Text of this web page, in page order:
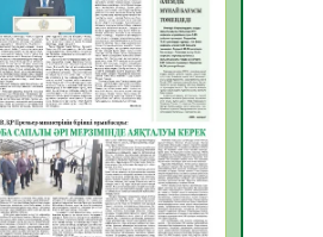
32
ауруларға
тиімділігі
33
ауруы туралы